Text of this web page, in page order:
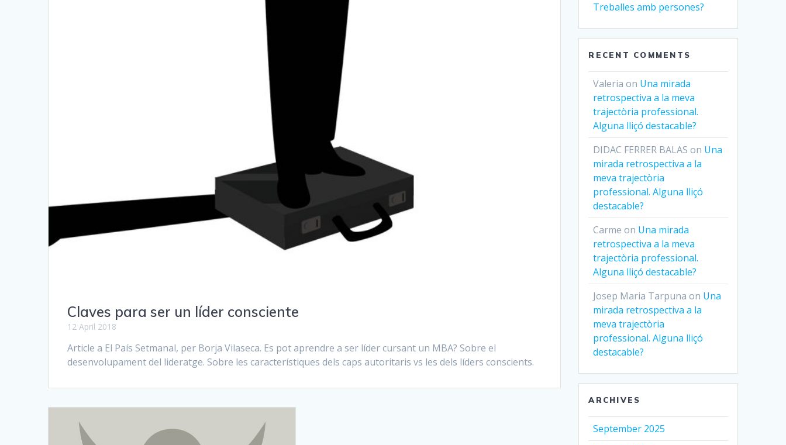
Claves para ser un líder consciente
12 April 2018
Article a El País Setmanal, per Borja Vilaseca. Es pot aprendre a ser líder cursant un MBA? Sobre el
desenvolupament del lideratge. Sobre les característiques dels caps autoritaris vs les dels líders conscients.
Treballes amb persones?
RECENT COMMENTS
Valeria on Una mirada
retrospectiva a la meva
trajectòria professional.
Alguna lliçó destacable?
DIDAC FERRER BALAS on Una
mirada retrospectiva a la
meva trajectòria
professional. Alguna lliçó
destacable?
Carme on Una mirada
retrospectiva a la meva
trajectòria professional.
Alguna lliçó destacable?
Josep Maria Tarpuna on Una
mirada retrospectiva a la
meva trajectòria
professional. Alguna lliçó
destacable?
ARCHIVES
September 2025